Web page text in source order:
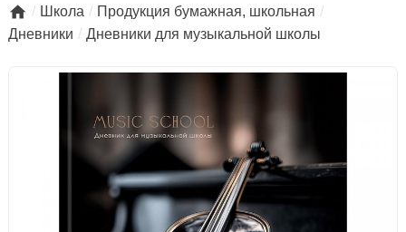
 Школа
Продукция бумажная, школьная
Дневники
Дневники для музыкальной школы